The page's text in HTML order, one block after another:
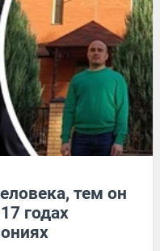
тем он
годах